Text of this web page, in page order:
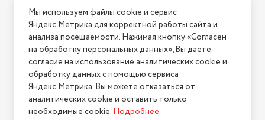
Условия возврата
Нашли ошибку на сайте? Напишите нам
2026 © Интернет-магазин "АстМаркет". У нас есть всё!
Политика конфиденциальности
Мы используем файлы cookie и сервис
Яндекс.Метрика для корректной работы сайта и
анализа посещаемости. Нажимая кнопку «Согласен
на обработку персональных данных», Вы даете
согласие на использование аналитических cookie и
обработку данных с помощью сервиса
Яндекс.Метрика. Вы можете отказаться от
аналитических cookie и оставить только
необходимые cookie.Подробнее.